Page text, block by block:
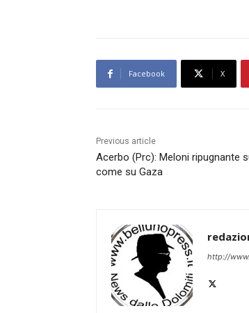
Facebook X
Previous article
Acerbo (Prc): Meloni ripugnante
come su Gaza
http://